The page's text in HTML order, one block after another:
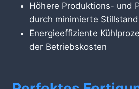
Höhere Produktions- und
durch minimierte
Energieeffiziente
der Betriebskosten